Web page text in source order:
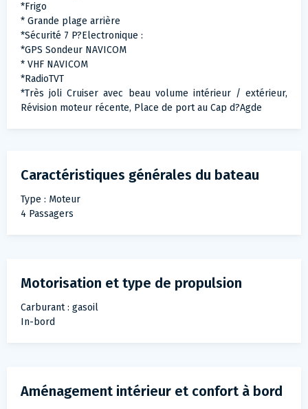
*Frigo
* Grande plage arrière
*Sécurité 7 P?Electronique :
*GPS Sondeur NAVICOM
* VHF NAVICOM
*RadioTVT
*Très joli Cruiser avec beau volume intérieur / extérieur,
Révision moteur récente, Place de port au Cap d?Agde
Caractéristiques générales du bateau
Type : Moteur
4 Passagers
Motorisation et type de propulsion
Carburant : gasoil
In-bord
Aménagement intérieur et confort à bord